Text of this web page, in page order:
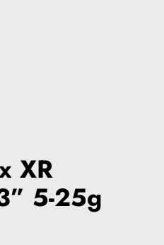
XR
5-25g